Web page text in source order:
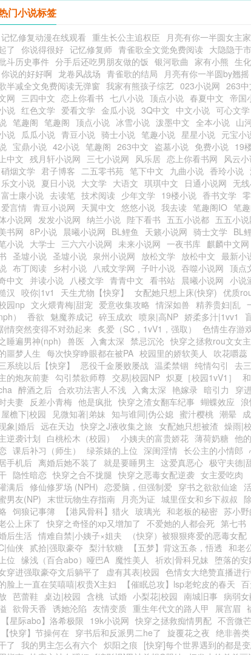
门小说标签
记忆修复动漫在线观看 重生长公主追权臣 月亮有你一半圆女主
了 你说得很好 记忆修复师 青雀歌全文觉免费阅读 大隐隐于
斗历史事件 分手后还吃男朋友做的饭 银河歌曲 家有小熊 生
你说的好好啊 龙卷风战场 青雀歌的结局 月亮有你一半圆by翘摇
半减全文免费阅读无弹窗 我家有熊孩子综艺 023小说网 263中
网 三四中文 恋上你看书 七八小说 顶点小说 春夏中文 帝国
说 红色文学 爱看文学 金瓜小说 3Q中文 中文小说 可心文学
笔趣阁 笔趣阁 顶点小说 冰雪小说 泼墨中文 全本小说 山
说 瓜瓜小说 青豆小说 骑士小说 笔趣小说 星星小说 元宝小
宝鼎小说 42小说 笔趣阁 263中文 盗墓小说 免费小说 19
上中文 残月轩小说网 三七小说网 风乐居 恋上你看书网 风云
硝烟文学 君子博客 二五零书苑 笔下中文 九曲小说 香玲小说
乐文小说 夏日小说 大文学 大语文 琪琪中文 日通小说网 无
富士康小说 去读笔 技术阅读 少年文学 19楼小说 香书文学
爱言情 青豆小说网 天翼中文 悠悠小说 我去读 笔趣阁IO 笔
小说网 发发小说网 纳兰小说 陛下看书 五五小说都 五五小说
书网 8P小说 晨曦小说网 BL鲤鱼 天籁小说网 骑士文学 BL
小说 大学士 三六六小说网 未来小说网 一夜书库 麒麟中文网
圣墟小说 圣墟小说 泉州小说网 放松文学 放松中文 最新小
布丁阅读 乡村小说 八戒文学网 子叶小说 吞噬小说网 顶点
中文 并读小说 八楼文学 青青中文 看书站 晨曦小说网 小说
汉 咬你|1v1 天生尤物【快穿】 女配她只想上床(快穿) 优质
园np 文火煨青梅|甜宠 爱意收集攻略 情深如兽 精养贵妇|乱
）
香欲 魅魔养成记 碎玉成欢 喷泉|高NP 娇柔多汁|1vv1
情突然变得不对劲起来 炙爱（SC，1vV1，强取） 色情生存游
睡遍男神(nph) 兽医 入禽太深 禁忌沉沦 快穿之拯救rou文女主
噩梦人生 每次快穿睁眼都在被PA 校园里的娇软美人 吹花嚼蕊
系统以后【快穿】
恶役千金屡败屡战 温柔禁锢 纯情勾引 去
的炮灰前妻 勾引禁欲师尊 交易|校园NP 炽夏［校园1vV1］
醉酒之后 合欢功法害人不浅 入禽太深 艳嫁录 暗引力 穿
夫妻
反差小青梅 他是疯批 快穿之渣女翻车纪事 蝴蝶效应 浪
屋檐下|校园
见微知著|弟妹 知与谁同|伪公媳 蜜汁樱桃 潮晕
象|婚后 远在天边 快穿之J液收集之旅 女配她只想被渣 燥雨|
逆袭计划 白桃松木（校园） 小姨夫的富贵娇花 薄荷奶糖 他
课后补习（师生） 绿茶婊的上位 深闺淫情 长公主的小情郎
居手机后 离婚后她不装了 就是要睡男主 这爱真恶心 极守夫德|
隐性暗恋 快穿之合不拢腿 快穿之恶毒女配逆袭 女主爱吃肉
满后 修仙修罗场 (NPH) 恋爱脑，但强制爱 穿书之欲欲仙途
男友(NP) 末世玩物生存指南 月亮为证 城里侄女和乡下叔叔
饲狼记事簿 【港风骨科】猎火 玻璃光 和老板的秘密 苏小
公上床了
快穿之奇怪的xp又增加了 不爱她的人都会死 第七书
后生活 情难自禁|小姨子×姐夫 （快穿）被狠狠疼爱的恶毒女配
仙侠
贰拾|强取豪夺 梨汁软糖 【五梦】背这五条，悟透 和老
上位 缘浅（百合abo）哑巴A 魔性美人 祈欢|骨科兄妹 堕落的
穿进强取豪夺文后躺平了
虚有其表|校园 色情女大绝赞直播进行
脸上一直在笑嘻嘻|权贵X主妇
【催眠总攻】lsp老蛇皮的春天
芭蕾鞋 桌边|校园 含桃 试婚 小梨花|校园 南城旧事 病弱
欲骨天香 诱她沦陷 友情变质 重生年代文的路人甲 展宫眉
【星际abo】洛希极限
19k小说网 快穿之拯救痴情男配 不啻微芒
【快穿】节操何在 穿书后和反派男二he了 旋覆花之夜 绝非善类
了 我的男主怎么有六个 炽阳之痕 [快穿]每个世界遇到的都是